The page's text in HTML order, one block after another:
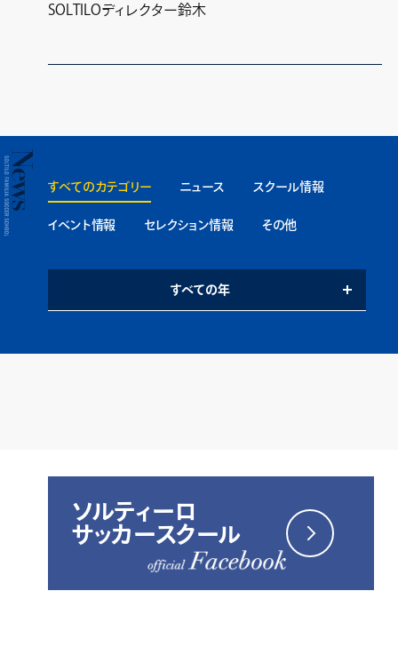
SOLTILOディレクター鈴木
すべてのカテゴリー ニュース スクール情報
イベント情報 セレクション情報 その他
すべての年
ソルティーロ
サッカースクール